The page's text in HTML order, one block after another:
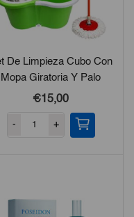
De Limpieza Cubo Con
Mopa Giratoria Y Palo
Incluido
€15,00
- +